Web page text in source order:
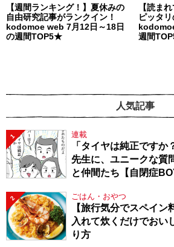
【週間ランキング！】夏休みの
自由研究記事がランクイン！
kodomoe web 7月12日～18日
の週間TOP5★
【読ま
ピッタ
週間
人気記事
1 連載
「タイヤは純正です
先生に、ユニークな質
と仲間たち【自閉症
2 ごはん・おやつ
【旅行気分でスペイ
入れて炊くだけでおい
り方